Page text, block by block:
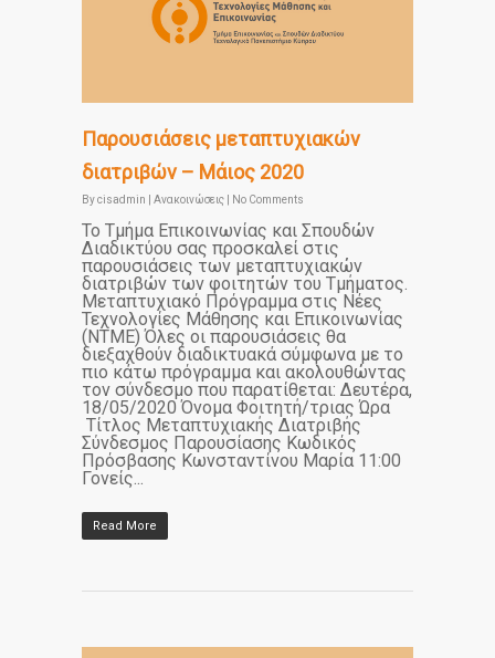
Παρουσιάσεις μεταπτυχιακών
διατριβών – Μάιος 2020
Bycisadmin Ανακοινώσεις No Comments
Το Τμήμα Επικοινωνίας και Σπουδών
Διαδικτύου σας προσκαλεί στις
παρουσιάσεις των μεταπτυχιακών
διατριβών των φοιτητών του Τμήματος.
Μεταπτυχιακό Πρόγραμμα στις Νέες
Τεχνολογίες Μάθησης και Επικοινωνίας
(ΝΤΜΕ) Όλες οι παρουσιάσεις θα
διεξαχθούν διαδικτυακά σύμφωνα με το
πιο κάτω πρόγραμμα και ακολουθώντας
τον σύνδεσμο που παρατίθεται: Δευτέρα,
18/05/2020 Όνομα Φοιτητή/τριας Ώρα
Τίτλος Μεταπτυχιακής Διατριβής
Σύνδεσμος Παρουσίασης Κωδικός
Πρόσβασης Κωνσταντίνου Μαρία 11:00
Γονείς...
Read More